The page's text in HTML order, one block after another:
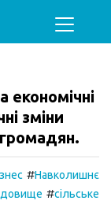
економічні
зміни
#Навколишнє
#сільське